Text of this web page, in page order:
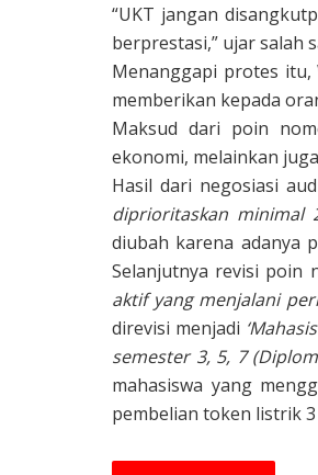
“UKT jangan
berprestasi,” ujar salah
Menanggapi protes itu,
memberikan kepada
Maksud dari poin
ekonomi, melainkan
Hasil dari negosiasi
diprioritaskan minimal
diubah karena adanya
Selanjutnya revisi poin
aktif yang menjalani
direvisi menjadi
semester 3, 5, 7
mahasiswa yang
pembelian token listrik